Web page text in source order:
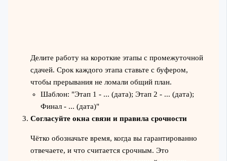
Делите работу на короткие этапы с промежуточной
сдачей. Срок каждого этапа ставьте с буфером,
чтобы прерывания не ломали общий план.
Шаблон: "Этап 1 - ... (дата); Этап 2 - ... (дата);
Финал - ... (дата)"
Согласуйте окна связи и правила срочности
Чётко обозначьте время, когда вы гарантированно
отвечаете, и что считается срочным. Это